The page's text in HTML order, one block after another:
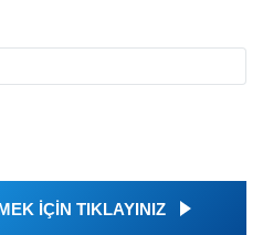
İÇİN TIKLAYINIZ